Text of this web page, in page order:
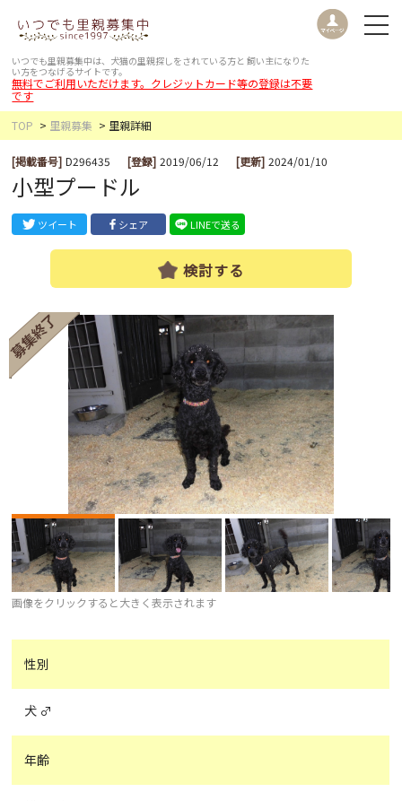
いつでも里親募集中は、犬猫の里親探しをされている方と 飼い主になりた
い方をつなげるサイトです。
無料でご利用いただけます。クレジットカード等の登録は不要
です
TOP
里親募集 里親詳細
[掲載番号] D296435 [登録] 2019/06/12 [更新] 2024/01/10
小型プードル
ツイート シェア LINEで送る
検討する
画像をクリックすると大きく表示されます
性別
犬 ♂
年齢